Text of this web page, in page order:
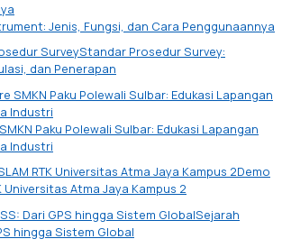
Jenis, Fungsi, dan Cara Penggunaannya
Standar Prosedur Survey:
dan Penerapan
Paku Polewali Sulbar: Edukasi Lapangan
Industri
Demo
Universitas Atma Jaya Kampus 2
Sejarah
hingga Sistem Global